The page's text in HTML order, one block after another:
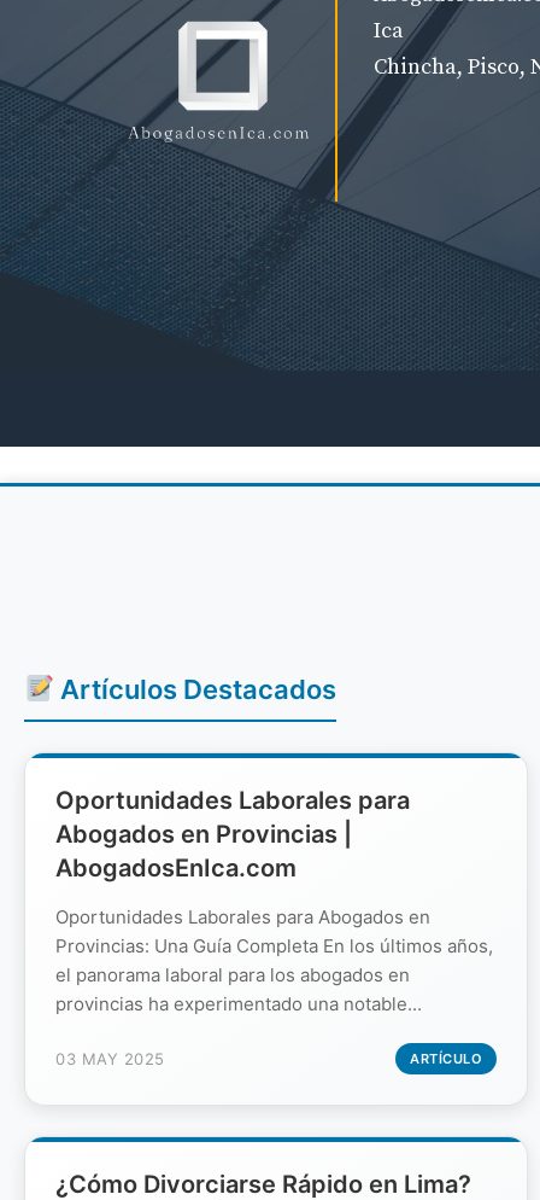
Ica
Chincha, Pisco,
Artículos Destacados
Oportunidades Laborales para
Abogados en Provincias |
AbogadosEnIca.com
Oportunidades Laborales para Abogados en
Provincias: Una Guía Completa En los últimos años,
el panorama laboral para los abogados en
provincias ha experimentado una notable...
03 MAY 2025 ARTÍCULO
¿Cómo Divorciarse Rápido en Lima?